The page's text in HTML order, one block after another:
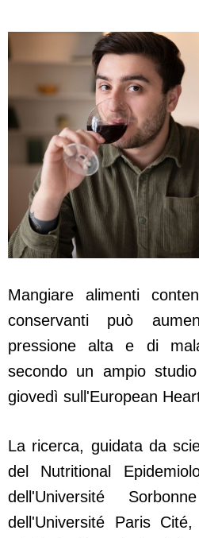
Mangiare alimenti
conservanti può
pressione alta e di
secondo un ampio
giovedì sull'European
La ricerca, guidata da
del Nutritional
dell'Université
dell'Université Paris